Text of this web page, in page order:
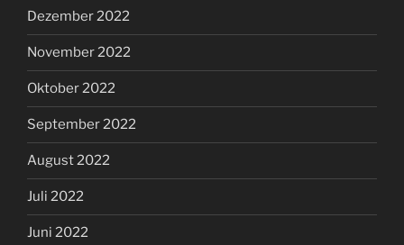
Dezember 2022
November 2022
Oktober 2022
September 2022
August 2022
Juli 2022
Juni 2022